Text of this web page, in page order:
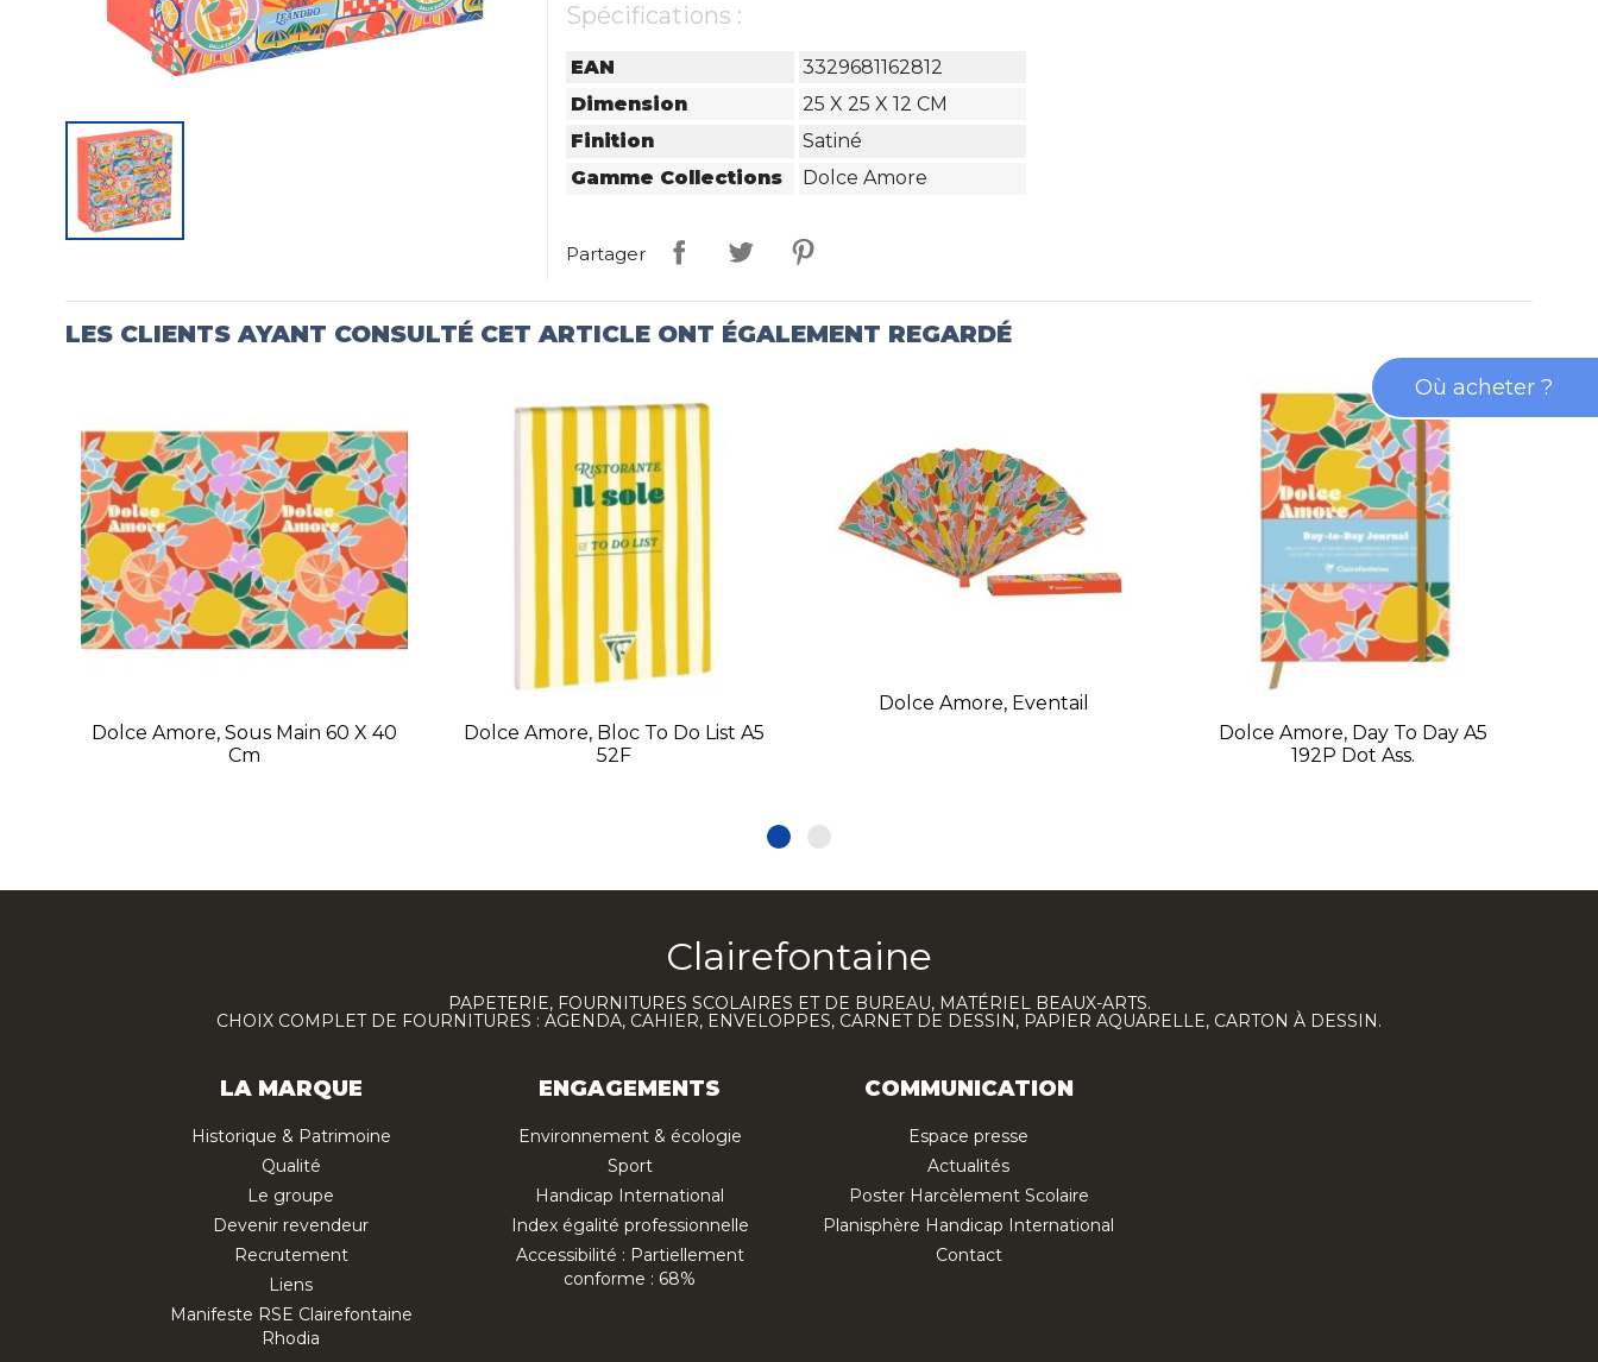
Spécifications :
EAN
3329681162812
Dimension
25 X 25 X 12 CM
Finition
Satiné
Gamme Collections
Dolce Amore
Partager
LES CLIENTS AYANT CONSULTÉ CET ARTICLE ONT ÉGALEMENT REGARDÉ
Dolce Amore, Sous Main 60 X 40
Cm
Dolce Amore, Bloc To Do List A5
52F
Dolce Amore, Eventail
Dolce Amore, Day To Day A5
192P Dot Ass.
Clairefontaine
PAPETERIE, FOURNITURES SCOLAIRES ET DE BUREAU, MATÉRIEL BEAUX-ARTS.
CHOIX COMPLET DE FOURNITURES : AGENDA, CAHIER, ENVELOPPES, CARNET DE DESSIN, PAPIER AQUARELLE, CARTON À DESSIN.
LA MARQUE
Historique & Patrimoine
Qualité
Le groupe
Devenir revendeur
Recrutement
Liens
Manifeste RSE Clairefontaine
Rhodia
ENGAGEMENTS
Environnement & écologie
Sport
Handicap International
Index égalité professionnelle
Accessibilité : Partiellement
conforme : 68%
COMMUNICATION
Espace presse
Actualités
Poster Harcèlement Scolaire
Planisphère Handicap International
Contact
Où acheter ?